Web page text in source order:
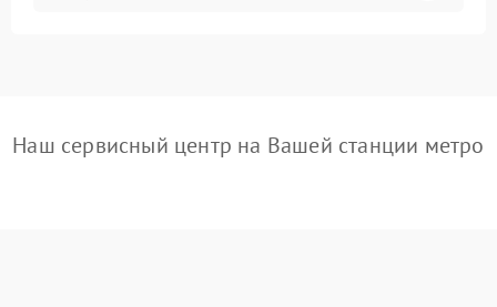
Наш сервисный центр на Вашей станции метро